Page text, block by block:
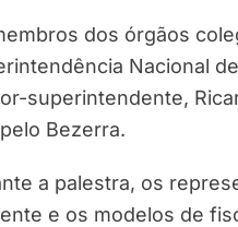
dos órgãos
Nacional
superintendente,
Bezerra.
a palestra, os
e os modelos de